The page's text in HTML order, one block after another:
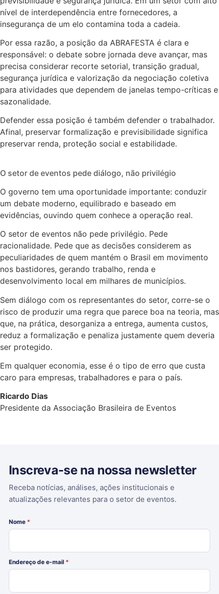
nível de interdependência entre fornecedores, a
insegurança de um elo contamina toda a cadeia.
Por essa razão, a posição da ABRAFESTA é clara e
responsável: o debate sobre jornada deve avançar, mas
precisa considerar recorte setorial, transição gradual,
segurança jurídica e valorização da negociação coletiva
para atividades que dependem de janelas tempo-críticas e
sazonalidade.
Defender essa posição é também defender o trabalhador.
Afinal, preservar formalização e previsibilidade significa
preservar renda, proteção social e estabilidade.
O setor de eventos pede diálogo, não privilégio
O governo tem uma oportunidade importante: conduzir
um debate moderno, equilibrado e baseado em
evidências, ouvindo quem conhece a operação real.
O setor de eventos não pede privilégio. Pede
racionalidade. Pede que as decisões considerem as
peculiaridades de quem mantém o Brasil em movimento
nos bastidores, gerando trabalho, renda e
desenvolvimento local em milhares de municípios.
Sem diálogo com os representantes do setor, corre-se o
risco de produzir uma regra que parece boa na teoria, mas
que, na prática, desorganiza a entrega, aumenta custos,
reduz a formalização e penaliza justamente quem deveria
ser protegido.
Em qualquer economia, esse é o tipo de erro que custa
caro para empresas, trabalhadores e para o país.
Ricardo Dias
Presidente da Associação Brasileira de Eventos
Inscreva-se na nossa newsletter
Receba notícias, análises, ações institucionais e
atualizações relevantes para o setor de eventos.
Nome *
Endereço de e-mail *